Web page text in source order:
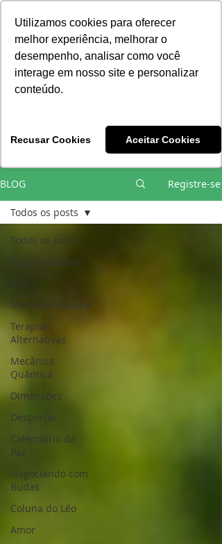
Utilizamos cookies para oferecer
melhor experiência, melhorar o
desempenho, analisar como você
interage em nosso site e personalizar
conteúdo.
Recusar Cookies Aceitar Cookies
Vivências e Cursos Iniciáticos
BLOG Registre-se
Todos os posts
Espiritualidade
Arte
Medicina Natural
Terapias
Alternativas
Mecânica
Quântica
Dimensões
Despertar
Calendário da
Paz
Negociando com
Budas
Coluna do Léo
Amor
Todos os posts